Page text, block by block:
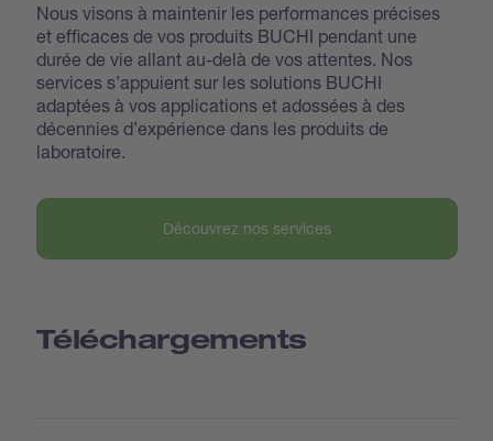
Nous visons à maintenir les performances précises
et efficaces de vos produits BUCHI pendant une
durée de vie allant au-delà de vos attentes. Nos
services s’appuient sur les solutions BUCHI
adaptées à vos applications et adossées à des
décennies d’expérience dans les produits de
laboratoire.
Découvrez nos services
Téléchargements